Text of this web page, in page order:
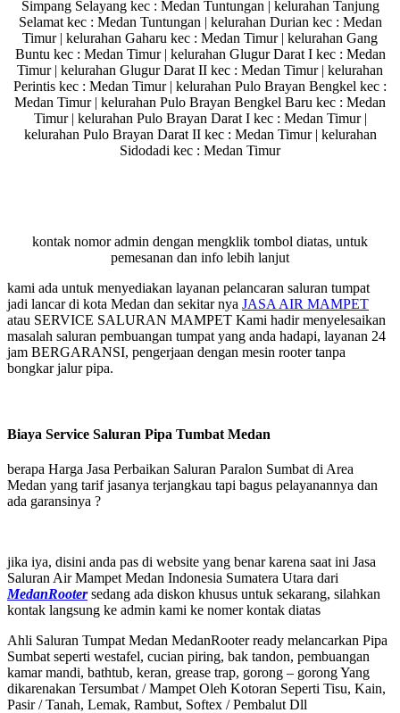
Simpang Selayang kec : Medan Tuntungan | kelurahan Tanjung
Selamat kec : Medan Tuntungan | kelurahan Durian kec : Medan
Timur | kelurahan Gaharu kec : Medan Timur | kelurahan Gang
Buntu kec : Medan Timur | kelurahan Glugur Darat I kec : Medan
Timur | kelurahan Glugur Darat II kec : Medan Timur | kelurahan
Perintis kec : Medan Timur | kelurahan Pulo Brayan Bengkel kec :
Medan Timur | kelurahan Pulo Brayan Bengkel Baru kec : Medan
Timur | kelurahan Pulo Brayan Darat I kec : Medan Timur |
kelurahan Pulo Brayan Darat II kec : Medan Timur | kelurahan
Sidodadi kec : Medan Timur
kontak nomor admin dengan mengklik tombol diatas, untuk
pemesanan dan info lebih lanjut
kami ada untuk menyediakan layanan pelancaran saluran tumpat
jadi lancar di kota Medan dan sekitar nya JASA AIR MAMPET
atau SERVICE SALURAN MAMPET Kami hadir menyelesaikan
masalah saluran pembuangan tumpat yang anda hadapi, layanan 24
jam BERGARANSI, pengerjaan dengan mesin rooter tanpa
bongkar jalur pipa.
Biaya Service Saluran Pipa Tumbat Medan
berapa Harga Jasa Perbaikan Saluran Paralon Sumbat di Area
Medan yang tarif jasanya terjangkau tapi bagus pelayanannya dan
ada garansinya ?
jika iya, disini anda pas di website yang benar karena saat ini Jasa
Saluran Air Mampet Medan Indonesia Sumatera Utara dari
MedanRootersedang ada diskon khusus untuk sekarang, silahkan
kontak langsung ke admin kami ke nomer kontak diatas
Ahli Saluran Tumpat Medan MedanRooter ready melancarkan Pipa
Sumbat seperti westafel, cucian piring, bak tandon, pembuangan
kamar mandi, bathtub, keran, grease trap, gorong – gorong Yang
dikarenakan Tersumbat / Mampet Oleh Kotoran Seperti Tisu, Kain,
Pasir / Tanah, Lemak, Rambut, Softex / Pembalut Dll